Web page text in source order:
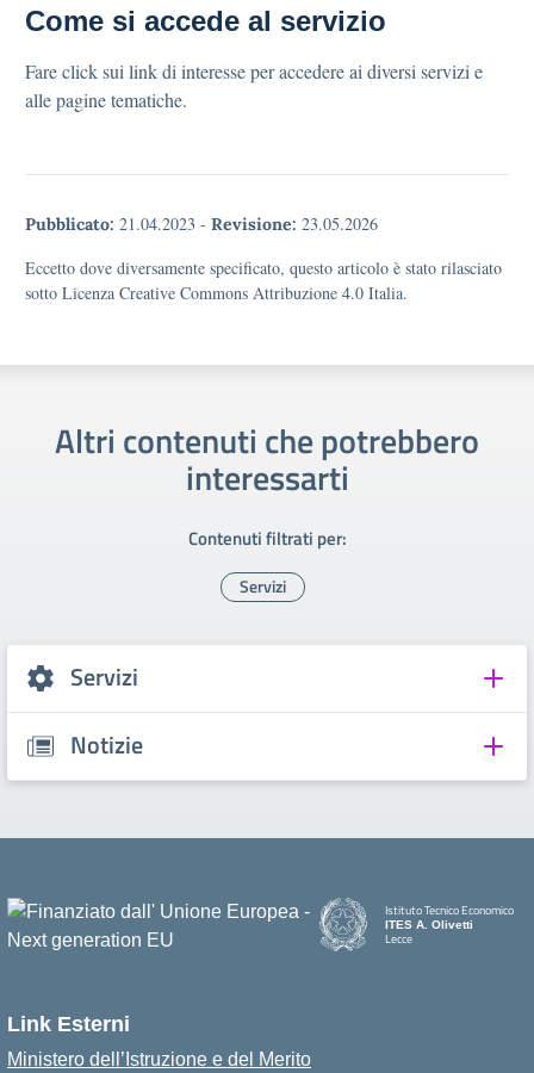
Come si accede al servizio
Fare click sui link di interesse per accedere ai diversi servizi e
alle pagine tematiche.
Pubblicato: 21.04.2023 - Revisione: 23.05.2026
Eccetto dove diversamente specificato, questo articolo è stato rilasciato
sotto Licenza Creative Commons Attribuzione 4.0 Italia.
Altri contenuti che potrebbero
interessarti
Contenuti filtrati per:
Servizi
Servizi
Notizie
Istituto Tecnico Economico
ITES A. Olivetti
Lecce
Link Esterni
Ministero dell’Istruzione e del Merito